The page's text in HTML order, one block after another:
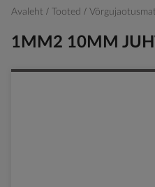
Avaleht Tooted
1MM2 10MM